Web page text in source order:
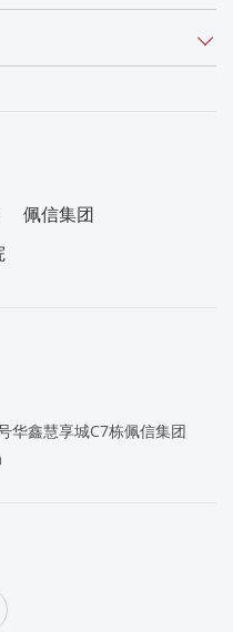
佩信集团
华鑫慧享城C7栋佩信集团